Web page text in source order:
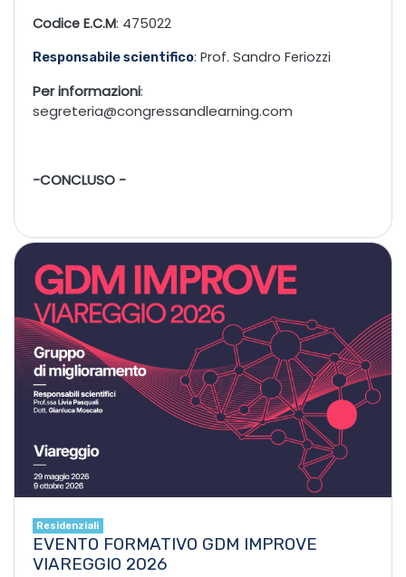
Codice E.C.M: 475022
Responsabile scientifico: Prof. Sandro Feriozzi
Per informazioni:
segreteria@congressandlearning.com
-CONCLUSO -
Residenziali
EVENTO FORMATIVO GDM IMPROVE
VIAREGGIO 2026